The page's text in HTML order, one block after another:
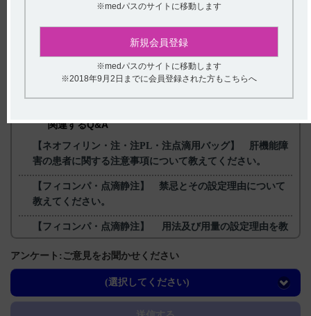
【更新年月】
戻る
関連するQ&A
【ネオフィリン・注・注PL・注点滴用バッグ】 肝機能障
害の患者に関する注意事項について教えてください。
【フィコンパ・点滴静注】 禁忌とその設定理由について
教えてください。
【フィコンパ・点滴静注】 用法及び用量の設定理由を教
【フィコンパ・点滴静注】 臨床第II相試験（国内試験、
240試験）において認められた副作用を教えてください。
アンケート:ご意見をお聞かせください
(選択してください)
※medパスのサイトに移動します
新規会員登録
※medパスのサイトに移動します
※2018年9月2日までに会員登録された方もこちらへ